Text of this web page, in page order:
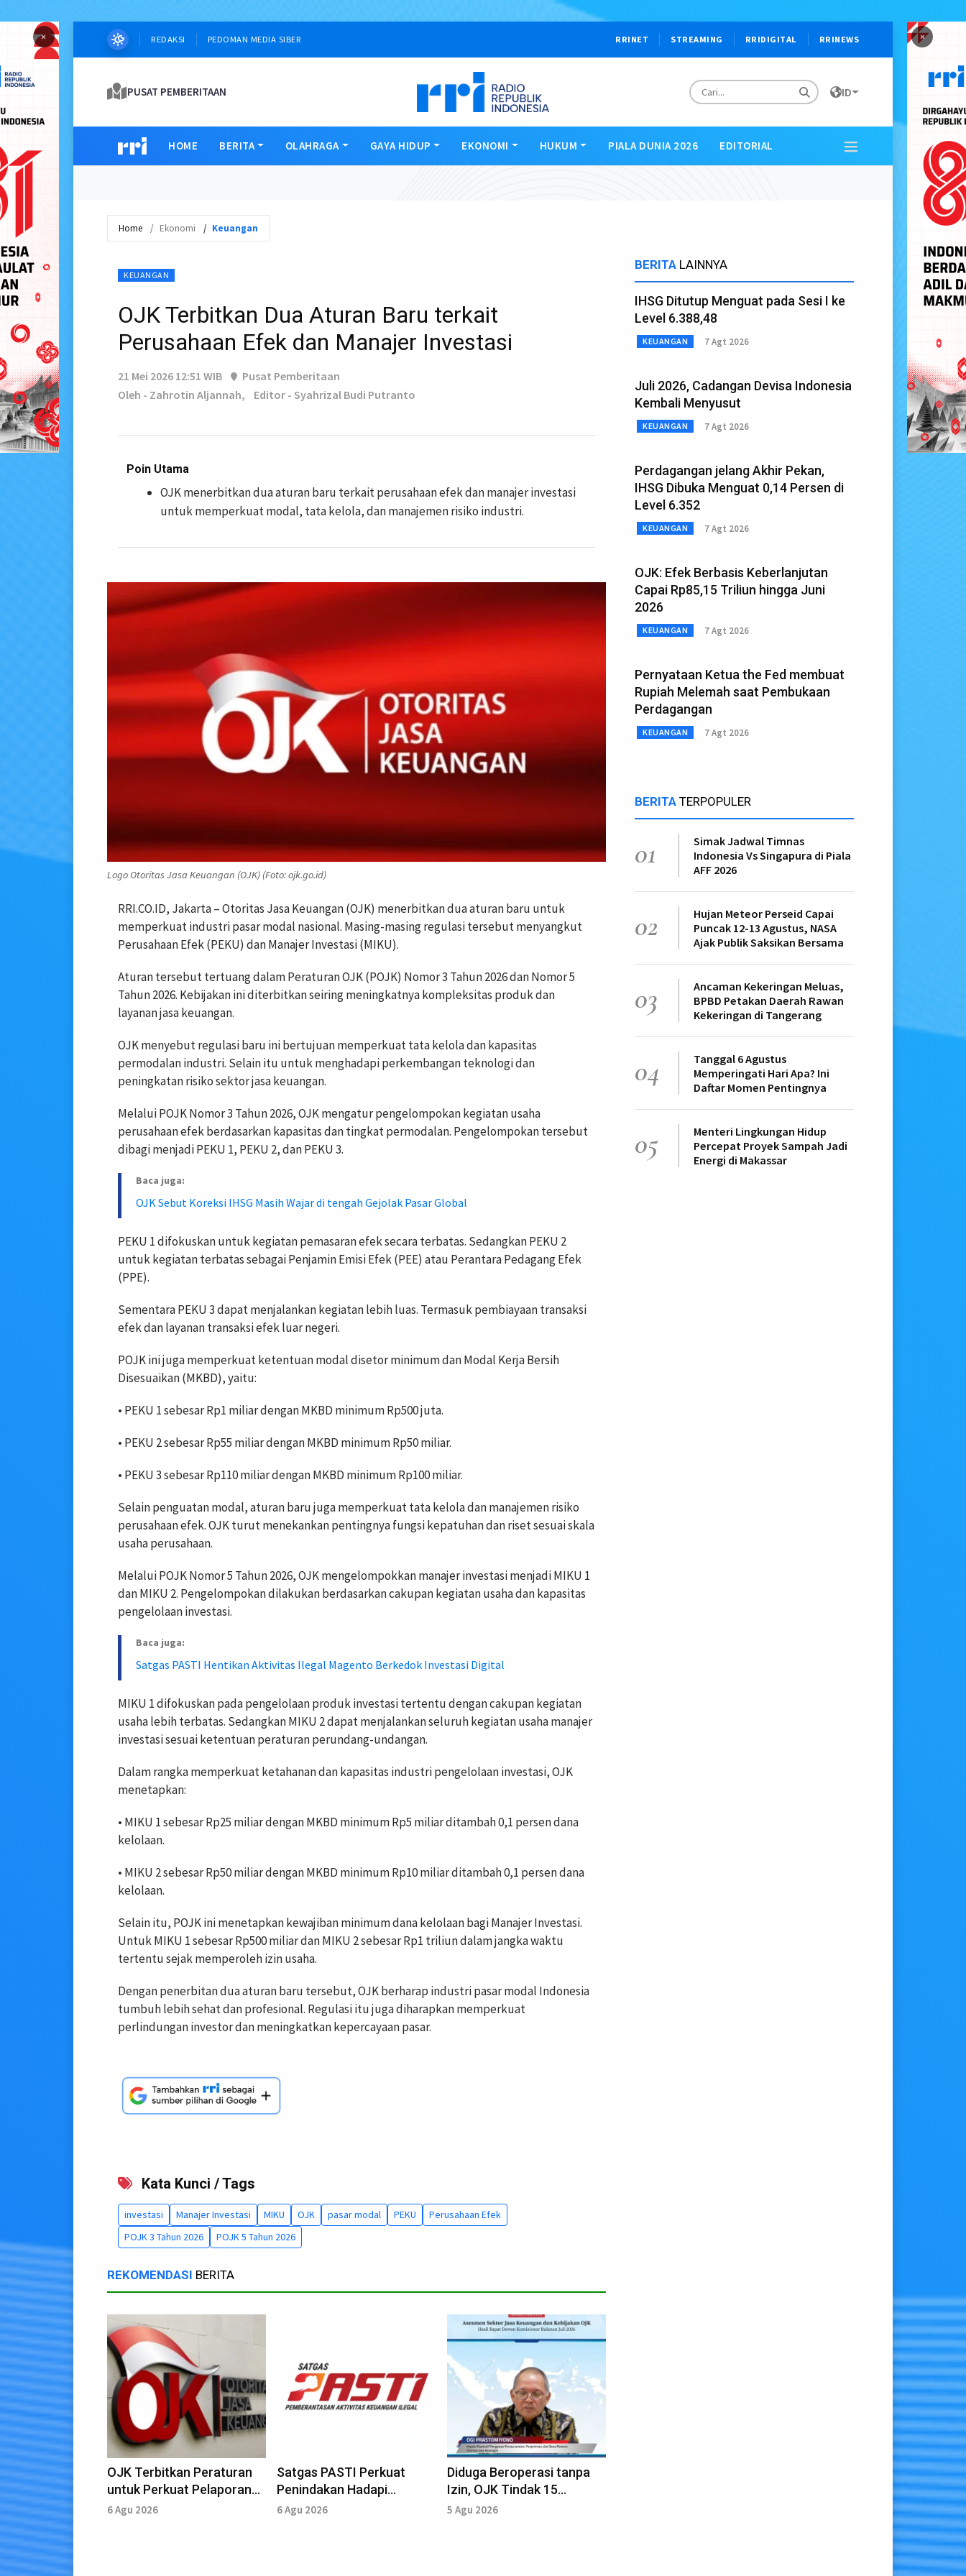
× ×
REDAKSI PEDOMAN MEDIA SIBER RRINET STREAMING RRIDIGITAL RRINEWS
PUSAT PEMBERITAAN ID
HOME BERITA OLAHRAGA GAYA HIDUP EKONOMI HUKUM PIALA DUNIA 2026 EDITORIAL
Home Ekonomi Keuangan
KEUANGAN
OJK Terbitkan Dua Aturan Baru terkait
Perusahaan Efek dan Manajer Investasi
21 Mei 2026 12:51 WIB
Pusat Pemberitaan
Oleh - Zahrotin Aljannah,
Editor - Syahrizal Budi Putranto
Poin Utama
OJK menerbitkan dua aturan baru terkait perusahaan efek dan manajer investasi
untuk memperkuat modal, tata kelola, dan manajemen risiko industri.
Logo Otoritas Jasa Keuangan (OJK) (Foto: ojk.go.id)
RRI.CO.ID, Jakarta – Otoritas Jasa Keuangan (OJK) menerbitkan dua aturan baru untuk
memperkuat industri pasar modal nasional. Masing-masing regulasi tersebut menyangkut
Perusahaan Efek (PEKU) dan Manajer Investasi (MIKU).
Aturan tersebut tertuang dalam Peraturan OJK (POJK) Nomor 3 Tahun 2026 dan Nomor 5
Tahun 2026. Kebijakan ini diterbitkan seiring meningkatnya kompleksitas produk dan
layanan jasa keuangan.
OJK menyebut regulasi baru ini bertujuan memperkuat tata kelola dan kapasitas
permodalan industri. Selain itu untuk menghadapi perkembangan teknologi dan
peningkatan risiko sektor jasa keuangan.
Melalui POJK Nomor 3 Tahun 2026, OJK mengatur pengelompokan kegiatan usaha
perusahaan efek berdasarkan kapasitas dan tingkat permodalan. Pengelompokan tersebut
dibagi menjadi PEKU 1, PEKU 2, dan PEKU 3.
Baca juga:
OJK Sebut Koreksi IHSG Masih Wajar di tengah Gejolak Pasar Global
PEKU 1 difokuskan untuk kegiatan pemasaran efek secara terbatas. Sedangkan PEKU 2
untuk kegiatan terbatas sebagai Penjamin Emisi Efek (PEE) atau Perantara Pedagang Efek
(PPE).
Sementara PEKU 3 dapat menjalankan kegiatan lebih luas. Termasuk pembiayaan transaksi
efek dan layanan transaksi efek luar negeri.
POJK ini juga memperkuat ketentuan modal disetor minimum dan Modal Kerja Bersih
Disesuaikan (MKBD), yaitu:
• PEKU 1 sebesar Rp1 miliar dengan MKBD minimum Rp500 juta.
• PEKU 2 sebesar Rp55 miliar dengan MKBD minimum Rp50 miliar.
• PEKU 3 sebesar Rp110 miliar dengan MKBD minimum Rp100 miliar.
Selain penguatan modal, aturan baru juga memperkuat tata kelola dan manajemen risiko
perusahaan efek. OJK turut menekankan pentingnya fungsi kepatuhan dan riset sesuai skala
usaha perusahaan.
Melalui POJK Nomor 5 Tahun 2026, OJK mengelompokkan manajer investasi menjadi MIKU 1
dan MIKU 2. Pengelompokan dilakukan berdasarkan cakupan kegiatan usaha dan kapasitas
pengelolaan investasi.
Baca juga:
Satgas PASTI Hentikan Aktivitas Ilegal Magento Berkedok Investasi Digital
MIKU 1 difokuskan pada pengelolaan produk investasi tertentu dengan cakupan kegiatan
usaha lebih terbatas. Sedangkan MIKU 2 dapat menjalankan seluruh kegiatan usaha manajer
investasi sesuai ketentuan peraturan perundang-undangan.
Dalam rangka memperkuat ketahanan dan kapasitas industri pengelolaan investasi, OJK
menetapkan:
• MIKU 1 sebesar Rp25 miliar dengan MKBD minimum Rp5 miliar ditambah 0,1 persen dana
kelolaan.
• MIKU 2 sebesar Rp50 miliar dengan MKBD minimum Rp10 miliar ditambah 0,1 persen dana
kelolaan.
Selain itu, POJK ini menetapkan kewajiban minimum dana kelolaan bagi Manajer Investasi.
Untuk MIKU 1 sebesar Rp500 miliar dan MIKU 2 sebesar Rp1 triliun dalam jangka waktu
tertentu sejak memperoleh izin usaha.
Dengan penerbitan dua aturan baru tersebut, OJK berharap industri pasar modal Indonesia
tumbuh lebih sehat dan profesional. Regulasi itu juga diharapkan memperkuat
perlindungan investor dan meningkatkan kepercayaan pasar.
Kata Kunci / Tags
investasi Manajer Investasi MIKU OJK pasar modal PEKU
Perusahaan Efek
POJK 3 Tahun 2026
POJK 5 Tahun 2026
REKOMENDASI BERITA
OJK Terbitkan Peraturan
untuk Perkuat Pelaporan
Data Transaksi Pinjol
6 Agu 2026
Satgas PASTI Perkuat
Penindakan Hadapi
Meningkatnya Penipuan
6 Agu 2026
Diduga Beroperasi tanpa
Izin, OJK Tindak 15
Perusahaan Pialang
5 Agu 2026
BERITA LAINNYA
IHSG Ditutup Menguat pada Sesi I ke
Level 6.388,48
KEUANGAN 7 Agt 2026
Juli 2026, Cadangan Devisa Indonesia
Kembali Menyusut
KEUANGAN 7 Agt 2026
Perdagangan jelang Akhir Pekan,
IHSG Dibuka Menguat 0,14 Persen di
Level 6.352
KEUANGAN 7 Agt 2026
OJK: Efek Berbasis Keberlanjutan
Capai Rp85,15 Triliun hingga Juni
2026
KEUANGAN 7 Agt 2026
Pernyataan Ketua the Fed membuat
Rupiah Melemah saat Pembukaan
Perdagangan
KEUANGAN 7 Agt 2026
BERITA TERPOPULER
01
Simak Jadwal Timnas
Indonesia Vs Singapura di Piala
AFF 2026
02
Hujan Meteor Perseid Capai
Puncak 12-13 Agustus, NASA
Ajak Publik Saksikan Bersama
03
Ancaman Kekeringan Meluas,
BPBD Petakan Daerah Rawan
Kekeringan di Tangerang
04
Tanggal 6 Agustus
Memperingati Hari Apa? Ini
Daftar Momen Pentingnya
05
Menteri Lingkungan Hidup
Percepat Proyek Sampah Jadi
Energi di Makassar